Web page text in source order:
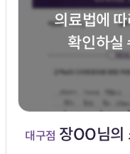
의료법에 따
확인하실
대구점 장OO님의